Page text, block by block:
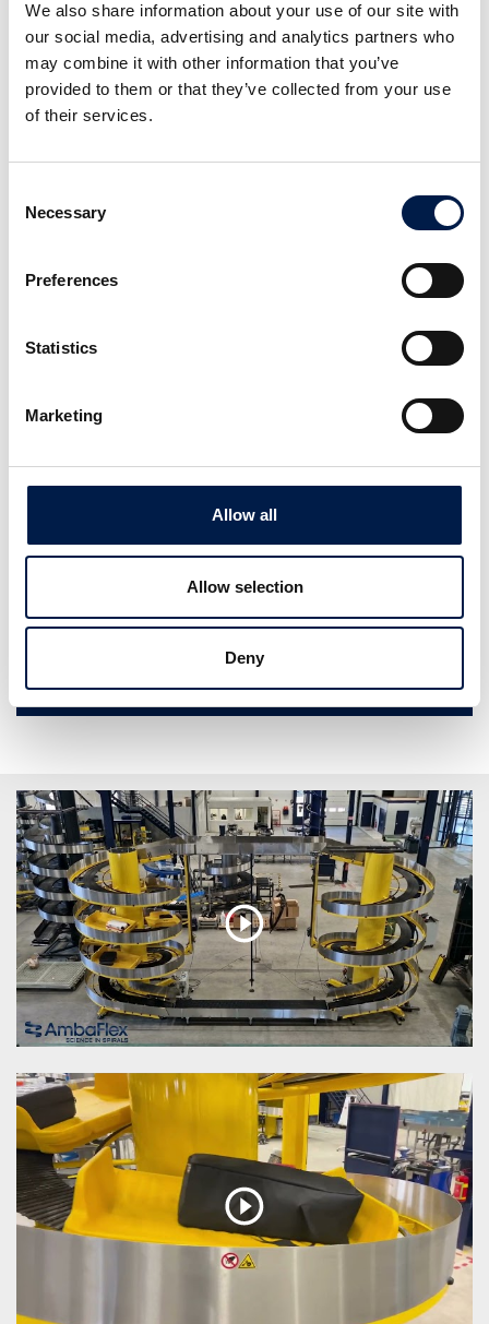
We also share information about your use of our site with
our social media, advertising and analytics partners who
may combine it with other information that you’ve
provided to them or that they’ve collected from your use
of their services.
Selection
Necessary
Preferences
Statistics
Marketing
Allow all
Allow selection
Deny
SKU 수의 급속한 증가와 매장 내 재고 축소 같은 리테일 업계의
통 센터에는 스마트 솔루션이 필수가 되었습니다. 복합적인 물
품 처리와 팔레트화를 위해 새로 도입된 이러한 시스템에는 수
직적 형태의 합류 및 분류가 필요하다는 한 가지 공통점이 있습
니다. 주문 릴리스 모듈과 기타 고성능 피킹 솔루션의 속도를 따
라가려면 빠르게 보충하고 전달할 수 있는 방법이 필요합니다.
AmbaFlex Spiral 솔루션은 2000년대 초부터 이러한 종류의 웨
어하우스에서 중요한 역할을 담당해 왔습니다. 10여 년 전 스파
후로, AmbaFlex는 이 산업의 대명사로 자리잡게 되었습니다.
PRODUCTS